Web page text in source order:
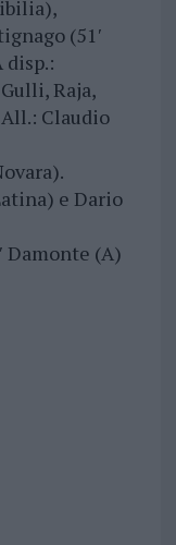
(51′
disp.:
Raja,
Claudio
e Dario
Damonte (A)